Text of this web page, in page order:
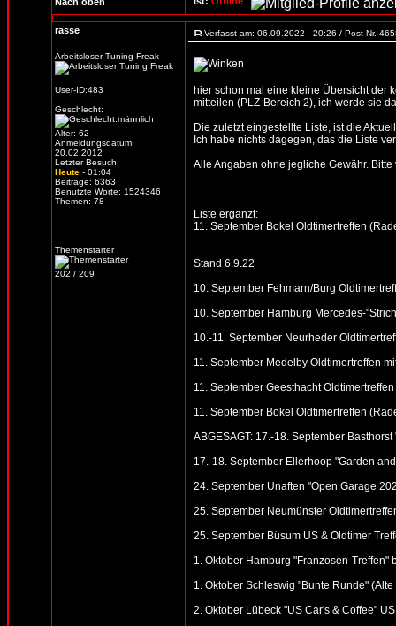
rasse
Arbeitsloser Tuning Freak
User-ID:483
Geschlecht:
Alter: 62
Anmeldungsdatum:
20.02.2012
Letzter Besuch:
Heute - 01:04
Beiträge: 6363
Benutzte Worte: 1524346
Themen: 78
Themenstarter
202 / 209
Verfasst am: 06.09.2022 - 20:26 / Post Nr.
hier schon mal eine kleine Übersicht der
mitteilen (PLZ-Bereich 2), ich werde sie
Die zuletzt eingestellte Liste, ist die
Ich habe nichts dagegen, das die Liste
Alle Angaben ohne jegliche Gewähr.
Liste ergänzt:
11. September Bokel Oldtimertreffen
Stand 6.9.22
10. September Fehmarn/Burg
10. September Hamburg Mercedes-
10.-11. September Neurheder
11. September Medelby Oldtimertreffen
11. September Geesthacht
11. September Bokel Oldtimertreffen
ABGESAGT: 17.-18. September
17.-18. September Ellerhoop "Garden
24. September Unaften "Open Garage
25. September Neumünster
25. September Büsum US & Oldtimer
1. Oktober Hamburg "Franzosen-
1. Oktober Schleswig "Bunte Runde"
2. Oktober Lübeck "US Car's & Coffee"